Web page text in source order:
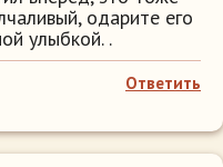
одарите его
улыбкой. .
Ответить